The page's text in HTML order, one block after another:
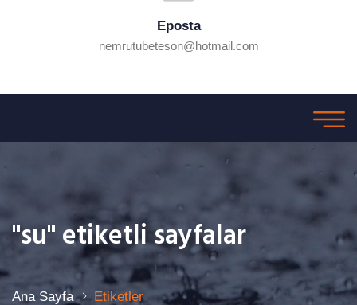
Eposta
nemrutubeteson@hotmail.com
"su" etiketli sayfalar
Ana Sayfa Etiketler